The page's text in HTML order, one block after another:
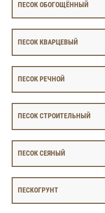
ПЕСОК ОБОГОЩЁННЫЙ
ПЕСОК КВАРЦЕВЫЙ
ПЕСОК РЕЧНОЙ
ПЕСОК СТРОИТЕЛЬНЫЙ
ПЕСОК СЕЯНЫЙ
ПЕСКОГРУНТ